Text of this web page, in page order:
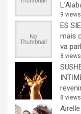
9 views
ES
mais
va
8 views
8 views